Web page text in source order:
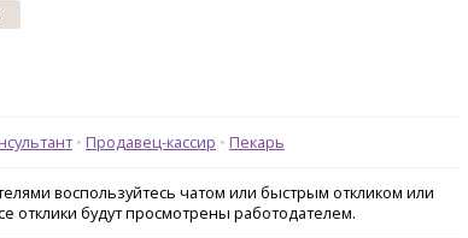
Продавец-кассир Пекарь
воспользуйтесь чатом или быстрым откликом или
отклики будут просмотрены работодателем.